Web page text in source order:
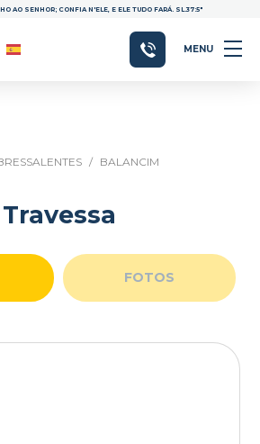
AO SENHOR; CONFIA N'ELE, E ELE TUDO FARÁ. SL.37:5"
MENU
/ BALANCIM
FOTOS